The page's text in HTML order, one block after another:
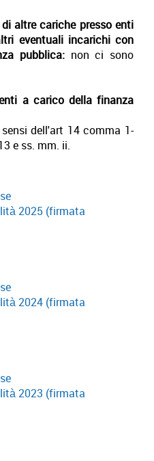
altre cariche presso enti
eventuali incarichi con
pubblica:non ci sono
a carico della finanza
dell'art 14 comma 1-
e ss. mm. ii.
2025 (firmata
2024 (firmata
2023 (firmata